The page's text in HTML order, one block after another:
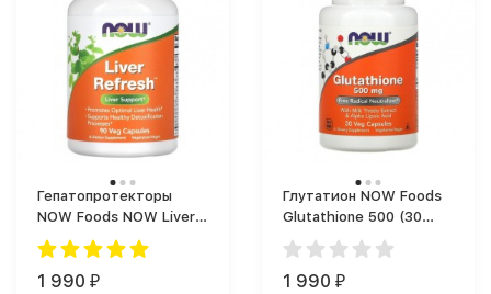
Гепатопротекторы
NOW Foods NOW Liver
Refresh 90 vcaps (90
капс.)
1 990 ₽
Глутатион NOW Foods
Glutathione 500 (30
капс.)
1 990 ₽